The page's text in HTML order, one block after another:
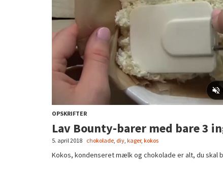
OPSKRIFTER
Lav Bounty-barer med bare 3
5. april 2018 chokolade diy kager, kokos
Kokos, kondenseret mælk og chokolade er alt, du skal